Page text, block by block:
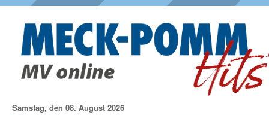
Samstag, den 08. August 2026